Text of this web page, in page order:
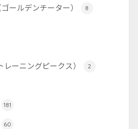
ールデンチーター） 8
ーニングピークス） 2
181
60